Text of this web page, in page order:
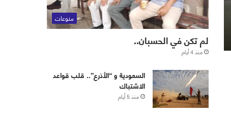
منوعات
لم تكن في الحسبان..
منذ 4 أيام
‏⁧‫السعودية‬⁩ و “الأذرع”.. قلب قواعد
الاشتباك
منذ 5 أيام